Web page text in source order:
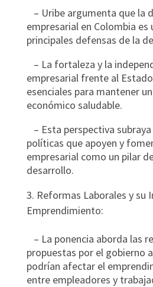
– Uribe argumenta que la
empresarial en Colombia es
principales defensas de la
– La fortaleza y la
empresarial frente al
esenciales para mantener
económico saludable.
– Esta perspectiva
políticas que apoyen y
empresarial como un pilar
desarrollo.
Reformas Laborales y su
Emprendimiento:
– La ponencia aborda las
propuestas por el gobierno
podrían afectar el
entre empleadores y